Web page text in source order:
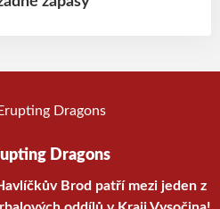
Dragons
Brod patří mezi jeden z